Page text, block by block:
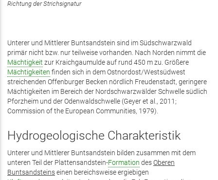
Richtung der Strichsignatur
Unterer und Mittlerer Buntsandstein sind im Südschwarzwald
primär nicht bzw. nur teilweise vorhanden. Nach Norden nimmt die
Mächtigkeit zur Kraichgaumulde auf rund 450 m zu. Größere
Mächtigkeiten finden sich in dem Ostnordost/­Westsüdwest
streichenden Offenburger Becken nördlich Freudenstadt, geringere
Mächtigkeiten im Bereich der Nordschwarzwälder Schwelle südlich
Pforzheim und der Odenwaldschwelle (Geyer et al., 2011;
Commission of the European Communities, 1979).
Hydrogeologische Charakteristik
Unterer und Mittlerer Buntsandstein bilden zusammen mit dem
unteren Teil der Plattensandstein-Formation desOberen
Buntsandsteinseinen bereichsweise ergiebigen